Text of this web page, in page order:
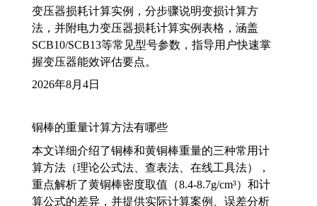
变压器损耗计算实例，分步骤说明变损计算方
法，并附电力变压器损耗计算实例表格，涵盖
SCB10/SCB13等常见型号参数，指导用户快速掌
握变压器能效评估要点。
2026年8月4日
铜棒的重量计算方法有哪些
本文详细介绍了铜棒和黄铜棒重量的三种常用计
算方法（理论公式法、查表法、在线工具法），
重点解析了黄铜棒密度取值（8.4-8.7g/cm³）和计
算公式的差异，并提供实际计算案例、误差分析